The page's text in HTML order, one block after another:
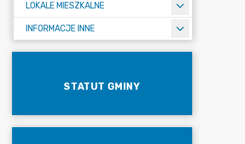
LOKALE MIESZKALNE
INFORMACJE INNE
STATUT GMINY